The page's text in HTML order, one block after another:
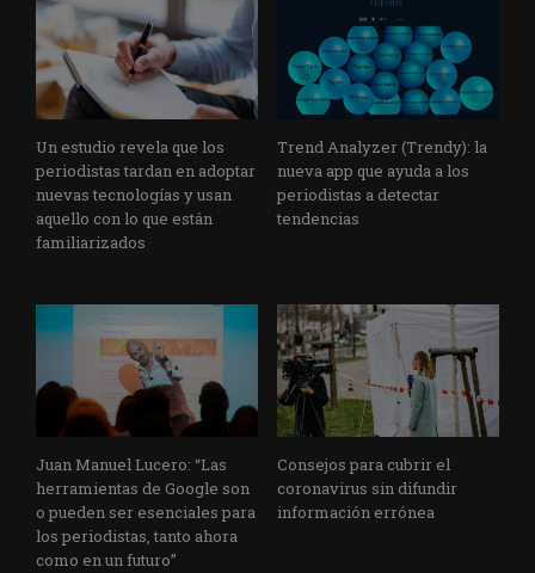
Un estudio revela que los
periodistas tardan en adoptar
nuevas tecnologías y usan
aquello con lo que están
familiarizados
Trend Analyzer (Trendy): la
nueva app que ayuda a los
periodistas a detectar
tendencias
Juan Manuel Lucero: “Las
herramientas de Google son
o pueden ser esenciales para
los periodistas, tanto ahora
como en un futuro”
Consejos para cubrir el
coronavirus sin difundir
información errónea